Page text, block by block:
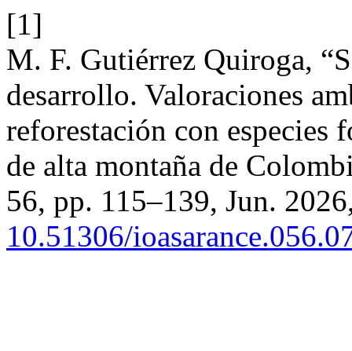
[1]
M. F. Gutiérrez Quiroga,
desarrollo. Valoraciones
reforestación con especies
de alta montaña de
56, pp. 115–139, Jun.
10.51306/